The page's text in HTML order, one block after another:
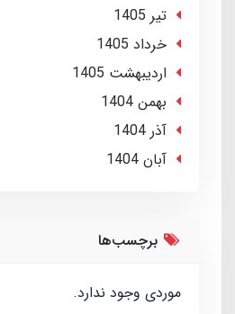
تير 1405
خرداد 1405
ارديبهشت 1405
بهمن 1404
آذر 1404
آبان 1404
برچسب‌ها
موردی وجود ندارد.